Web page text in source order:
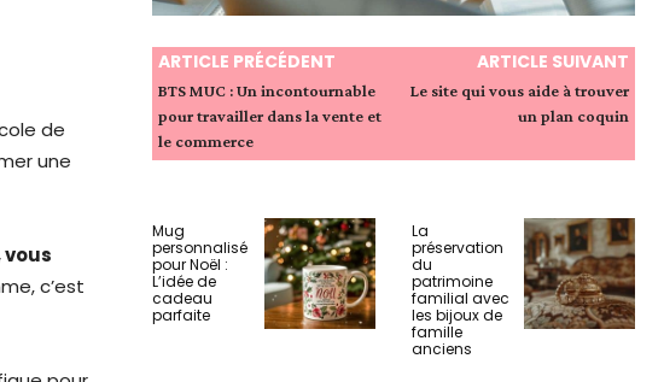
de
une
c’est
ARTICLE PRÉCÉDENT
BTS MUC : Un incontournable
pour travailler dans la vente et
le commerce
ARTICLE SUIVANT
Le site qui vous aide à trouver
un plan coquin
Mug
personnalisé
pour Noël :
L’idée de
cadeau
parfaite
La
préservation
du
patrimoine
familial avec
les bijoux de
famille
anciens